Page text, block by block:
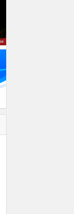
核心要点
代理商（通过官网整
2020年第三季度财
之列